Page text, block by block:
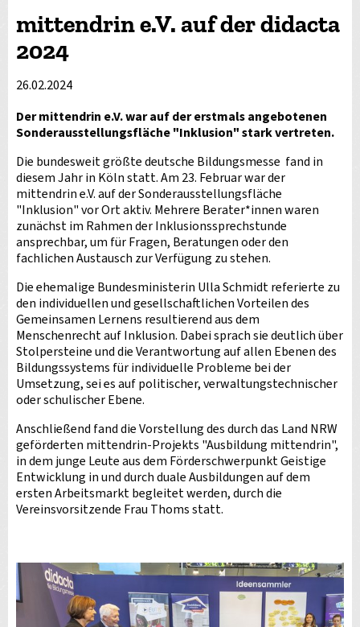
mittendrin e.V. auf der didacta
2024
26.02.2024
Der mittendrin e.V. war auf der erstmals angebotenen
Sonderausstellungsfläche "Inklusion" stark vertreten.
Die bundesweit größte deutsche Bildungsmesse fand in
diesem Jahr in Köln statt. Am 23. Februar war der
mittendrin e.V. auf der Sonderausstellungsfläche
"Inklusion" vor Ort aktiv. Mehrere Berater*innen waren
zunächst im Rahmen der Inklusionssprechstunde
ansprechbar, um für Fragen, Beratungen oder den
fachlichen Austausch zur Verfügung zu stehen.
Die ehemalige Bundesministerin Ulla Schmidt referierte zu
den individuellen und gesellschaftlichen Vorteilen des
Gemeinsamen Lernens resultierend aus dem
Menschenrecht auf Inklusion. Dabei sprach sie deutlich über
Stolpersteine und die Verantwortung auf allen Ebenen des
Bildungssystems für individuelle Probleme bei der
Umsetzung, sei es auf politischer, verwaltungstechnischer
oder schulischer Ebene.
Anschließend fand die Vorstellung des durch das Land NRW
geförderten mittendrin-Projekts "Ausbildung mittendrin",
in dem junge Leute aus dem Förderschwerpunkt Geistige
Entwicklung in und durch duale Ausbildungen auf dem
ersten Arbeitsmarkt begleitet werden, durch die
Vereinsvorsitzende Frau Thoms statt.